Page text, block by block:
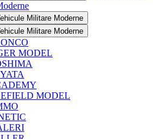
Militare Moderne
Militare Moderne
MODEL
MODEL